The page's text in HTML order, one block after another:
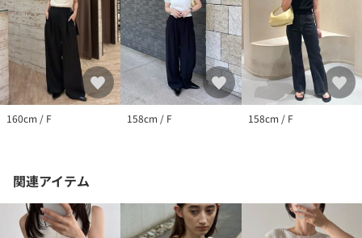
160cm / F 158cm / F 158cm / F
関連アイテム